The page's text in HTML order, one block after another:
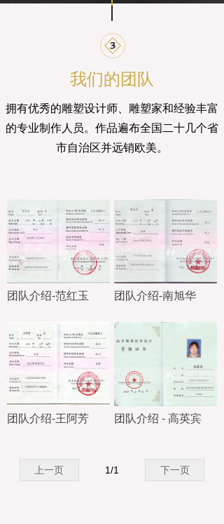
我们的团队
拥有优秀的雕塑设计师、雕塑家和经验丰富
的专业制作人员。作品遍布全国二十几个省
市自治区并远销欧美。
团队介绍-范红玉 团队介绍-南旭华
团队介绍-王阿芳 团队介绍 - 高英宾
上一页 下一页
1/1